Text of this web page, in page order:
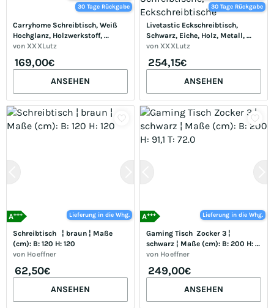
30 Tage Rückgabe
Carryhome Schreibtisch, Weiß
Hochglanz, Holzwerkstoff,
Wange, 69x75x180 cm, ISO 9001,
Schreibtische, Bürotische
von XXXLutz
169,00€
ANSEHEN
30 Tage Rückgabe
Livetastic Eckschreibtisch,
Schwarz, Eiche, Holz, Metall,
Holzwerkstoff, Eiche, furniert,
160x75x200 cm, Bsci,
Arbeitszimmer, Schreibtische,
von XXXLutz
254,15€
ANSEHEN
Lieferung in die Whg.
A+++
Schreibtisch   ¦ braun ¦ Maße
(cm): B: 120 H: 120
von Hoeffner
62,50€
ANSEHEN
Lieferung in die Whg.
A+++
Gaming Tisch  Zocker 3 ¦
schwarz ¦ Maße (cm): B: 200 H:
91,1 T: 72.0
von Hoeffner
249,00€
ANSEHEN